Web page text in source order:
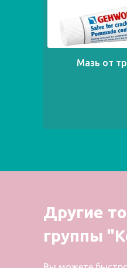
Мазь от
Другие
группы